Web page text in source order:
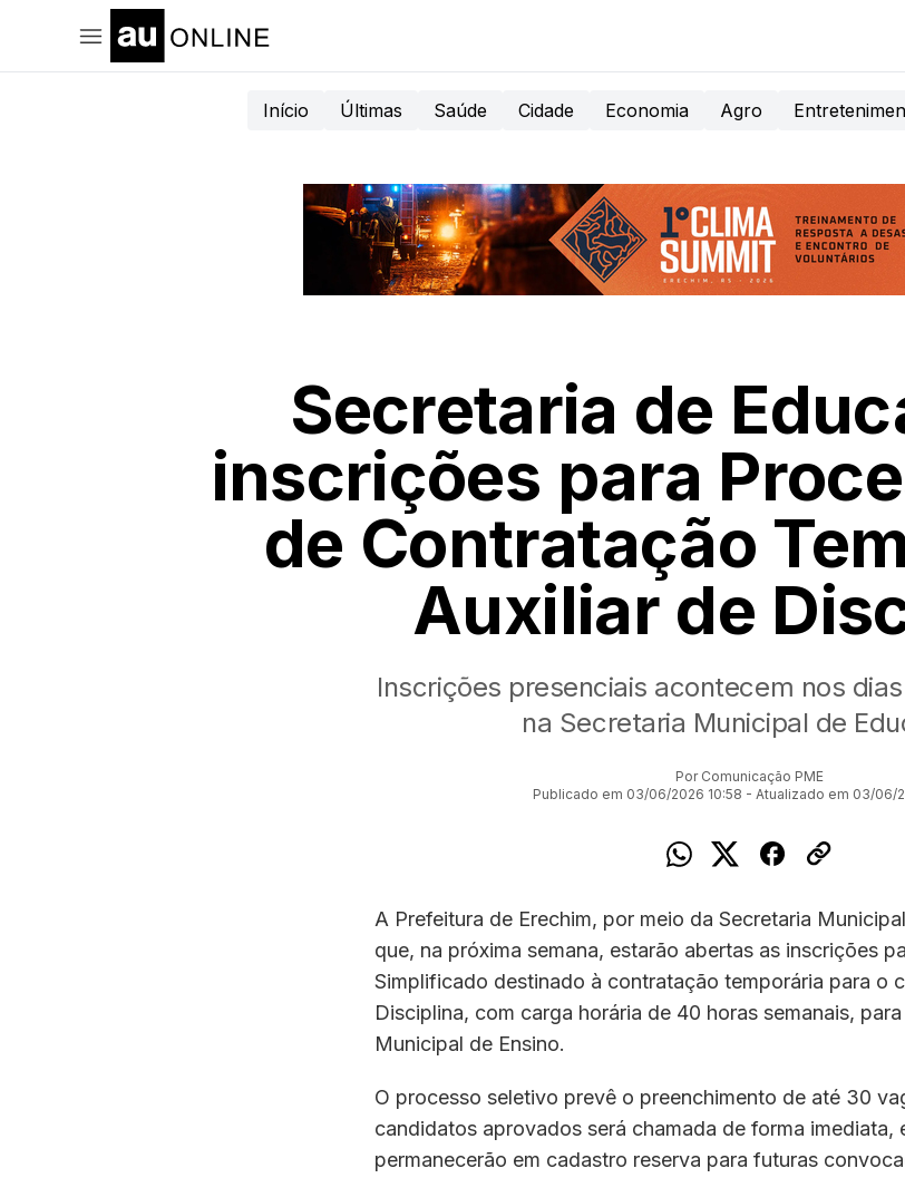
Início Últimas Saúde Cidade Economia Agro
Secretaria de
inscrições para
de Contratação
Auxiliar de
Inscrições presenciais acontecem nos
na Secretaria Municipal de
Por Comunicação PME
Publicado em 03/06/2026 10:58 - Atualizado em 03/06/
A Prefeitura de Erechim, por meio da Secretaria
que, na próxima semana, estarão abertas as inscrições
Simplificado destinado à contratação temporária para o
Disciplina, com carga horária de 40 horas semanais,
Municipal de Ensino.
O processo seletivo prevê o preenchimento de até 30
candidatos aprovados será chamada de forma imediata,
permanecerão em cadastro reserva para futuras